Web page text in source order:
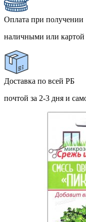
Оплата при получении
наличными или картой
Доставка по всей РБ
почтой за 2-3 дня и